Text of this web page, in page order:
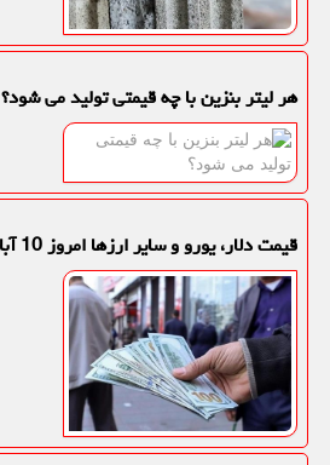
هر لیتر بنزین با چه قیمتی تولید می شود؟
قیمت دلار، یورو و سایر ارزها امروز 10 آبان